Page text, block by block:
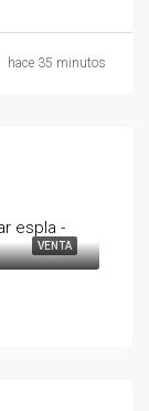
hace 35 minutos
VENTA